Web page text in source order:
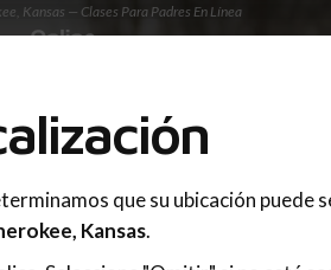
Kansas — Clases Para Padres En Línea
®
Para Padres En
que su ubicación puede
Kansas.